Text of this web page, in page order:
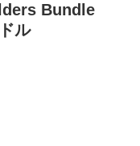
Bundle
ル